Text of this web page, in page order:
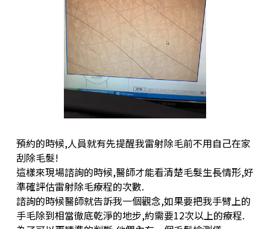
預約的時候,人員就有先提醒我雷射除毛前不用自己在家
刮除毛髮!
這樣來現場諮詢的時候,醫師才能看清楚毛髮生長情形,好
準確評估雷射除毛療程的次數.
諮詢的時候醫師就告訴我一個觀念,如果要把我手臂上的
手毛除到相當徹底乾淨的地步,約需要12次以上的療程.